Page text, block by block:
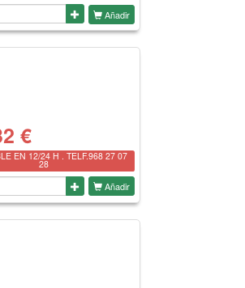
Añadir
€
EN 12/24 H . TELF.968 27 07
28
Añadir